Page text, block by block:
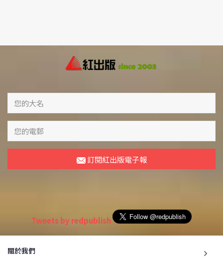
訂閱紅出版電子報
Tweets by redpublish
關於我們